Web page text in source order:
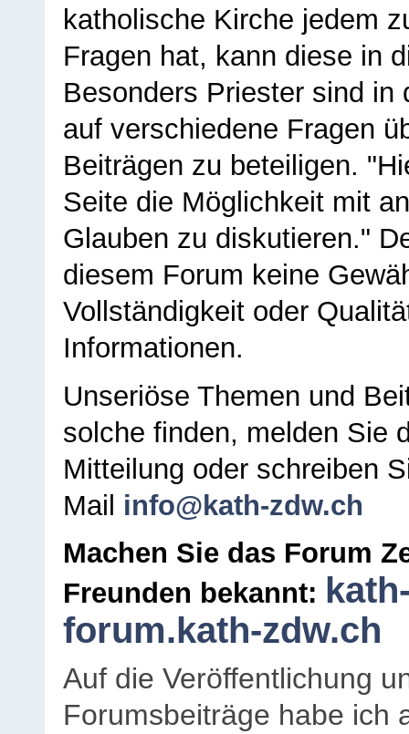
katholische Kirche jedem
Fragen hat, kann diese in
Besonders Priester sind in
auf verschiedene Fragen
Beiträgen zu beteiligen.
Seite die Möglichkeit mit
Glauben zu diskutieren."
diesem Forum keine
Vollständigkeit oder
Informationen.
Unseriöse Themen und
solche finden, melden Sie
Mitteilung oder schreiben
Mail info@kath-zdw.ch
Machen Sie das Forum
Freunden bekannt:
forum.kath-zdw.ch
Auf die Veröffentlichung
Forumsbeiträge habe ich